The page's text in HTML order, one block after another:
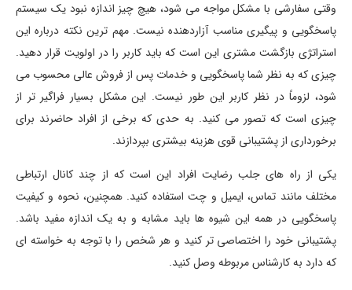
وقتی سفارشی با مشکل مواجه می شود، هیچ چیز اندازه نبود یک سیستم
پاسخگویی و پیگیری مناسب آزاردهنده نیست. مهم ترین نکته درباره این
استراتژی بازگشت مشتری این است که باید کاربر را در اولویت قرار دهید.
چیزی که به نظر شما پاسخگویی و خدمات پس از فروش عالی محسوب می
شود، لزوماً در نظر کاربر این طور نیست. این مشکل بسیار فراگیر تر از
چیزی است که تصور می کنید. به حدی که برخی از افراد حاضرند برای
برخورداری از پشتیبانی قوی هزینه بیشتری بپردازند.
یکی از راه های جلب رضایت افراد این است که از چند کانال ارتباطی
مختلف مانند تماس، ایمیل و چت استفاده کنید. همچنین، نحوه و کیفیت
پاسخگویی در همه این شیوه ها باید مشابه و به یک اندازه مفید باشد.
پشتیبانی خود را اختصاصی تر کنید و هر شخص را با توجه به خواسته ای
که دارد به کارشناس مربوطه وصل کنید.